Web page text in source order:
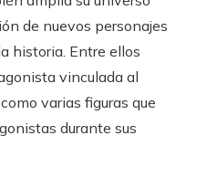
de nuevos personajes
historia. Entre ellos
vinculada al
varias figuras que
durante sus